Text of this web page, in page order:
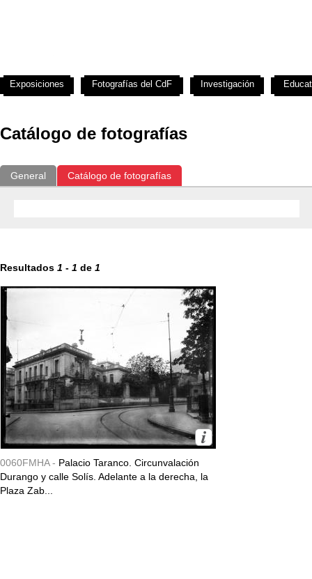
Catálogo de fotografías
General Catálogo de fotografías
Resultados 1 - 1 de 1
0060FMHA - Palacio Taranco. Circunvalación
Durango y calle Solís. Adelante a la derecha, la
Plaza Zab...
Exposiciones Fotografías del CdF Investigación